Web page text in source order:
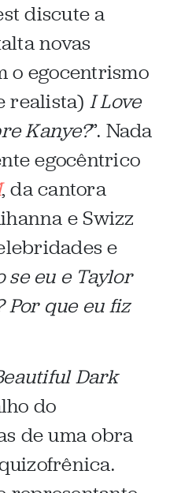
discute a
novas
o egocentrismo
realista) I Love
Kanye?”. Nada
egocêntrico
, da cantora
e Swizz
e
se eu e Taylor
Por que eu fiz
Dark
do
de uma obra